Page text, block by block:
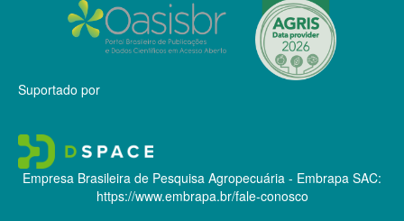
Suportado por
Empresa Brasileira de Pesquisa Agropecuária - Embrapa SAC:
https://www.embrapa.br/fale-conosco